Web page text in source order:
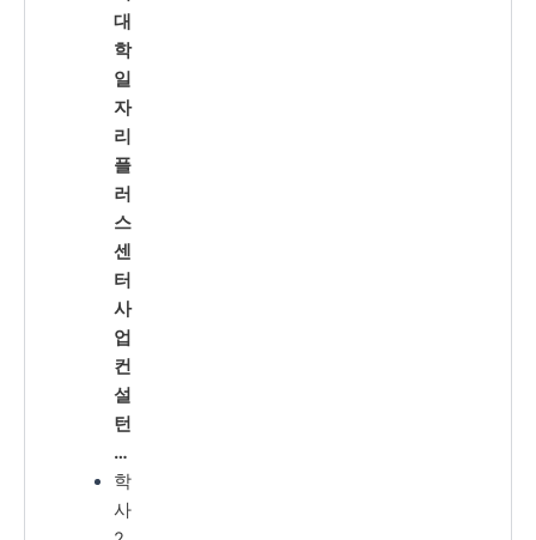
대
학
일
자
리
플
러
스
센
터
사
업
컨
설
턴
…
학
사